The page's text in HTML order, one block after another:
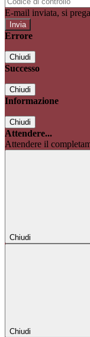
E-mail inviata, si
Errore
Chiudi
Successo
Chiudi
Informazione
Chiudi
Attendere...
Attendere il
Chiudi
Chiudi